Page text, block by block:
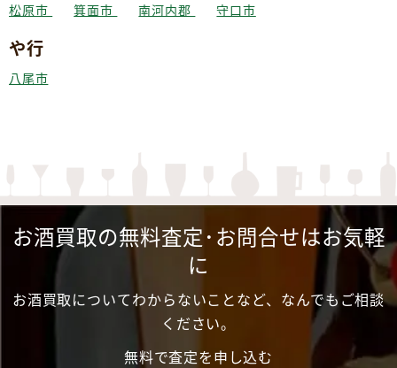
松原市 箕面市 南河内郡 守口市
や行
八尾市
お酒買取の無料査定･お問合せはお気軽
に
お酒買取についてわからないことなど、なんでもご相談
ください。
無料で査定を申し込む